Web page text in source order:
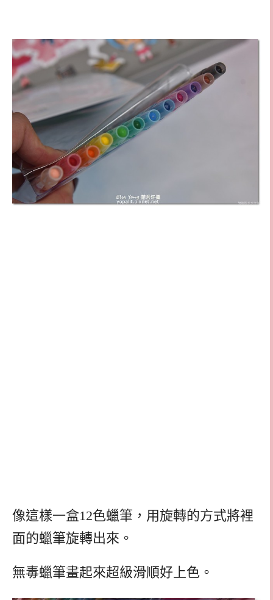
像這樣一盒12色蠟筆，用旋轉的方式將裡
面的蠟筆旋轉出來。
無毒蠟筆畫起來超級滑順好上色。